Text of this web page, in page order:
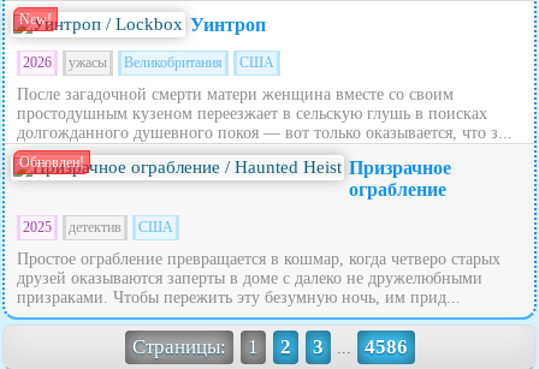
New! Уинтроп
2026 ужасы Великобритания США
После загадочной смерти матери женщина вместе со своим
простодушным кузеном переезжает в сельскую глушь в поисках
долгожданного душевного покоя — вот только оказывается, что з...
Обновлен!
Призрачное
ограбление
2025 детектив США
Простое ограбление превращается в кошмар, когда четверо старых
друзей оказываются заперты в доме с далеко не дружелюбными
призраками. Чтобы пережить эту безумную ночь, им прид...
Страницы: 1 2 3 ... 4586